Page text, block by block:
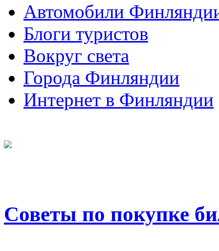
Автомобили
Блоги туристов
Вокруг света
Города Финляндии
Интернет в Финляндии
Советы по покупке